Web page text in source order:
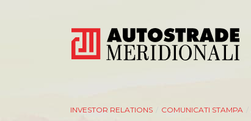
INVESTOR RELATIONS COMUNICATI STAMPA